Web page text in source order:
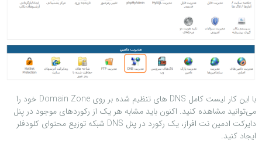
با این کار لیست کامل DNS های تنظیم شده بر روی Domain Zone خود را
می‌توانید مشاهده کنید. اکنون باید مشابه هر یک از رکوردهای موجود در پنل
دایرکت ادمین نت افراز، یک رکورد در پنل DNS شبکه توزیع محتوای کلودفلر
ایجاد کنید.